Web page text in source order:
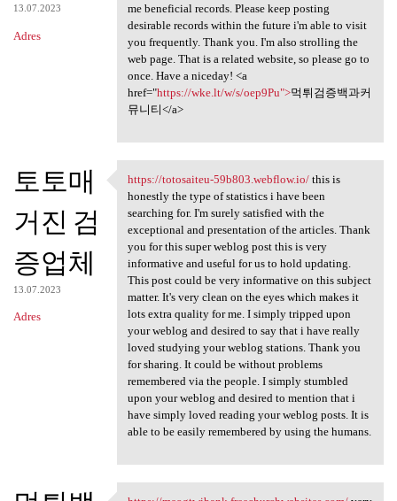
13.07.2023
Adres
me beneficial records. Please keep posting
desirable records within the future i'm able to visit
you frequently. Thank you. I'm also strolling the
web page. That is a related website, so please go to
once. Have a niceday! <a
href="https://wke.lt/w/s/oep9Pu">먹튀검증백과커
뮤니티</a>
토토매
거진 검
증업체
13.07.2023
Adres
https://totosaiteu-59b803
https://totosaiteu-59b803.webflow.io/this is
honestly the type of statistics i have been
searching for. I'm surely satisfied with the
exceptional and presentation of the articles. Thank
you for this super weblog post this is very
informative and useful for us to hold updating.
This post could be very informative on this subject
matter. It's very clean on the eyes which makes it
lots extra quality for me. I simply tripped upon
your weblog and desired to say that i have really
loved studying your weblog stations. Thank you
for sharing. It could be without problems
remembered via the people. I simply stumbled
upon your weblog and desired to mention that i
have simply loved reading your weblog posts. It is
able to be easily remembered by using the humans.